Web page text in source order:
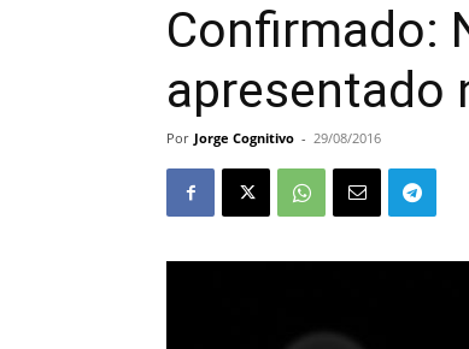
Confirmado:
apresentado
Por Jorge Cognitivo - 29/08/2016